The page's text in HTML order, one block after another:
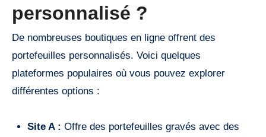
personnalisé ?
De nombreuses boutiques en ligne offrent des
portefeuilles personnalisés. Voici quelques
plateformes populaires où vous pouvez explorer
différentes options :
Site A : Offre des portefeuilles gravés avec des